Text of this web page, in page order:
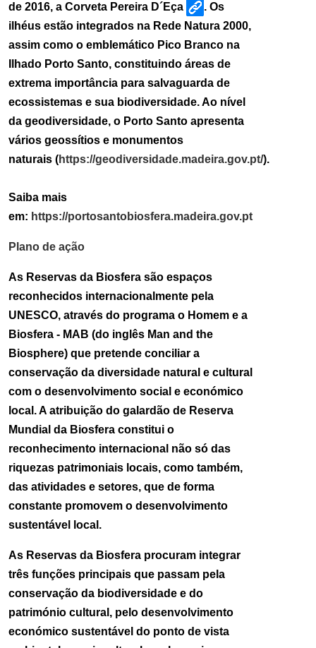
de 2016, a Corveta Pereira D´Eça
. Os
ilhéus estão integrados na Rede Natura 2000,
assim como o emblemático Pico Branco na
Ilhado Porto Santo, constituindo áreas de
extrema importância para salvaguarda de
ecossistemas e sua biodiversidade. Ao nível
da geodiversidade, o Porto Santo apresenta
vários geossítios e monumentos
naturais (https://geodiversidade.madeira.gov.pt/).
Saiba mais
em: https://portosantobiosfera.madeira.gov.pt
Plano de ação
As Reservas da Biosfera são espaços
reconhecidos internacionalmente pela
UNESCO, através do programa o Homem e a
Biosfera - MAB (do inglês Man and the
Biosphere) que pretende conciliar a
conservação da diversidade natural e cultural
com o desenvolvimento social e económico
local. A atribuição do galardão de Reserva
Mundial da Biosfera constitui o
reconhecimento internacional não só das
riquezas patrimoniais locais, como também,
das atividades e setores, que de forma
constante promovem o desenvolvimento
sustentável local.
As Reservas da Biosfera procuram integrar
três funções principais que passam pela
conservação da biodiversidade e do
património cultural, pelo desenvolvimento
económico sustentável do ponto de vista